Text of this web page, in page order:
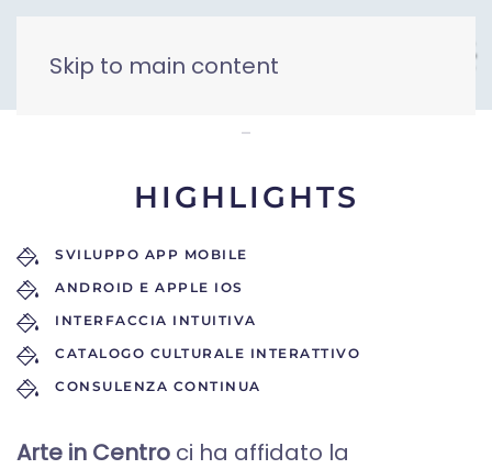
Skip to main content
HIGHLIGHTS
SVILUPPO APP MOBILE
ANDROID E APPLE IOS
INTERFACCIA INTUITIVA
CATALOGO CULTURALE INTERATTIVO
CONSULENZA CONTINUA
Arte in Centro ci ha affidato la